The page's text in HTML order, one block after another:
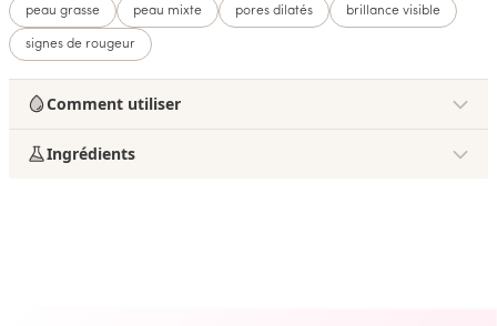
peau grasse peau mixte pores dilatés brillance visible
signes de rougeur
Comment utiliser
Ingrédients